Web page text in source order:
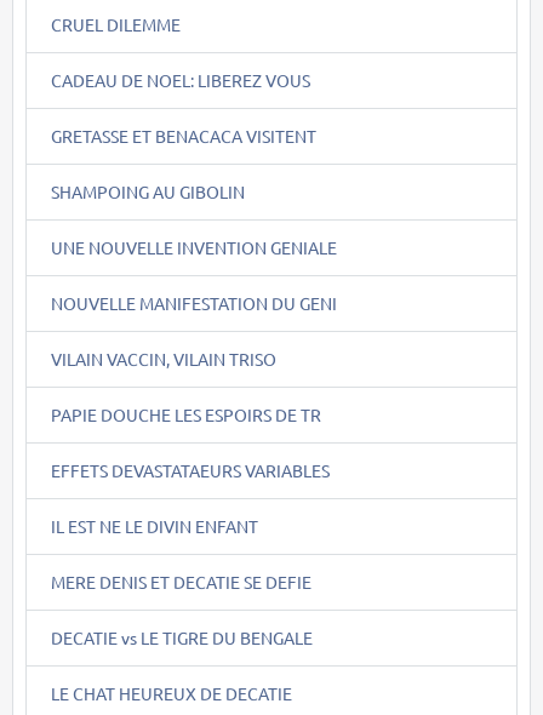
CRUEL DILEMME
CADEAU DE NOEL: LIBEREZ VOUS
GRETASSE ET BENACACA VISITENT
SHAMPOING AU GIBOLIN
UNE NOUVELLE INVENTION GENIALE
NOUVELLE MANIFESTATION DU GENI
VILAIN VACCIN, VILAIN TRISO
PAPIE DOUCHE LES ESPOIRS DE TR
EFFETS DEVASTATAEURS VARIABLES
IL EST NE LE DIVIN ENFANT
MERE DENIS ET DECATIE SE DEFIE
DECATIE vs LE TIGRE DU BENGALE
LE CHAT HEUREUX DE DECATIE